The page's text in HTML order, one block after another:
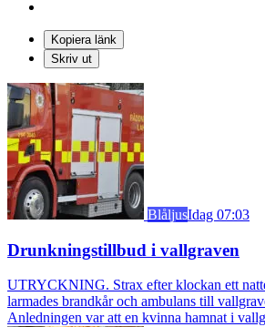
Kopiera länk
Skriv ut
BlåljusIdag 07:03
Drunkningstillbud i vallgraven
UTRYCKNING. Strax efter klockan ett
larmades brandkår och ambulans till
Anledningen var att en kvinna hamnat i